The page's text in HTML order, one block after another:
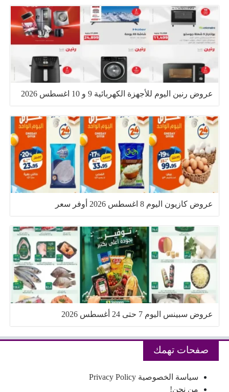
عروض رنين اليوم للأجهزة الكهربائية 9 و 10 اغسطس 2026
عروض كازيون اليوم 8 اغسطس 2026 أوفر سعر
عروض سبينس اليوم 7 حتى 24 أغسطس 2026
صفحات تهمك
سياسة الخصوصية Privacy Policy
من نحن!